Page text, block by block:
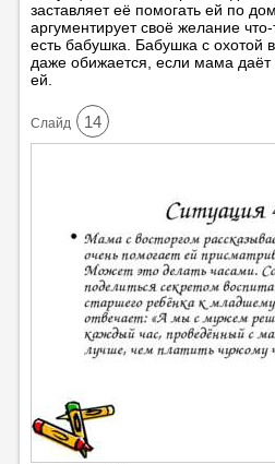
заставляет её помогать ей по
аргументирует своё желание
есть бабушка. Бабушка с охотой
даже обижается, если мама даёт
ей.
Cлайд 14